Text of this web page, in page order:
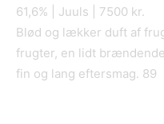
61,6% | Juuls | 7500 kr.
Blød og lækker duft af
frugter, en lidt
fin og lang eftersmag. 89